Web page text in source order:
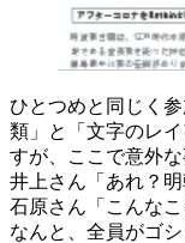
ひとつめと同じく
類」と「文字のレ
すが、ここで意外な
井上さん「あれ？
石原さん「こんな
なんと、全員がゴ